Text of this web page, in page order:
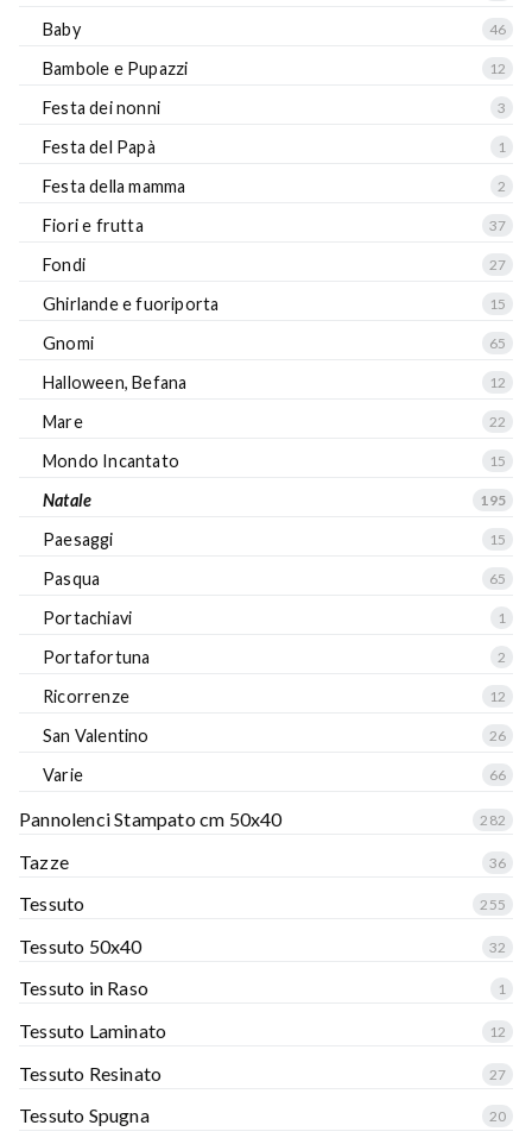
Baby
46
Bambole e Pupazzi 12
Festa dei nonni 3
Festa del Papà 1
Festa della mamma 2
Fiori e frutta 37
Fondi 27
Ghirlande e fuoriporta 15
Gnomi 65
Halloween, Befana 12
Mare 22
Mondo Incantato 15
Natale 195
Paesaggi 15
Pasqua 65
Portachiavi 1
Portafortuna 2
Ricorrenze 12
San Valentino 26
Varie 66
Pannolenci Stampato cm 50x40 282
Tazze 36
Tessuto 255
Tessuto 50x40 32
Tessuto in Raso 1
Tessuto Laminato 12
Tessuto Resinato 27
Tessuto Spugna 20